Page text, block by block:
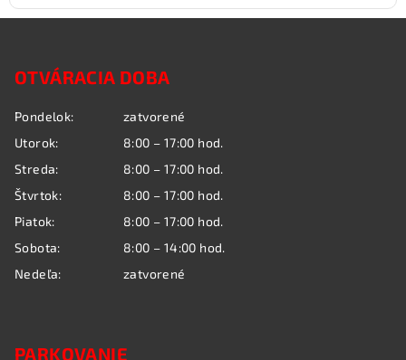
OTVÁRACIA DOBA
Pondelok:
zatvorené
Utorok:
8:00 – 17:00 hod.
Streda:
8:00 – 17:00 hod.
Štvrtok:
8:00 – 17:00 hod.
Piatok:
8:00 – 17:00 hod.
Sobota:
8:00 – 14:00 hod.
Nedeľa:
zatvorené
PARKOVANIE